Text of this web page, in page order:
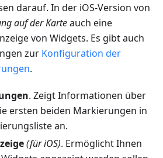
darauf. In der iOS-Version von
auf der Karteauch eine
von Widgets. Es gibt auch
zur Konfiguration der
.
. Zeigt Informationen über
ersten beiden Markierungen in
an.
(für iOS). Ermöglicht Ihnen